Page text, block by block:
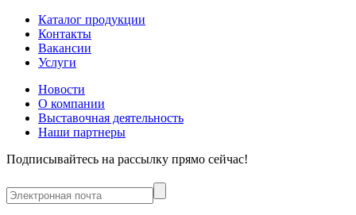
Каталог продукции
Контакты
Вакансии
Услуги
Новости
О компании
Выставочная деятельность
Наши партнеры
Подписывайтесь на рассылку прямо сейчас!